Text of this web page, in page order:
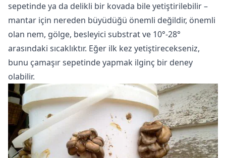
sepetinde ya da delikli bir kovada bile yetiştirilebilir –
mantar için nereden büyüdüğü önemli değildir, önemli
olan nem, gölge, besleyici substrat ve 10°-28°
arasındaki sıcaklıktır. Eğer ilk kez yetiştirecekseniz,
bunu çamaşır sepetinde yapmak ilginç bir deney
olabilir.